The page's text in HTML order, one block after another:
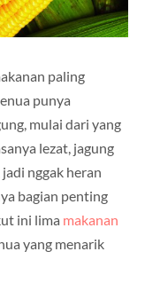
paling
punya
mulai dari yang
lezat, jagung
nggak heran
bagian penting
ini lima makanan
yang menarik